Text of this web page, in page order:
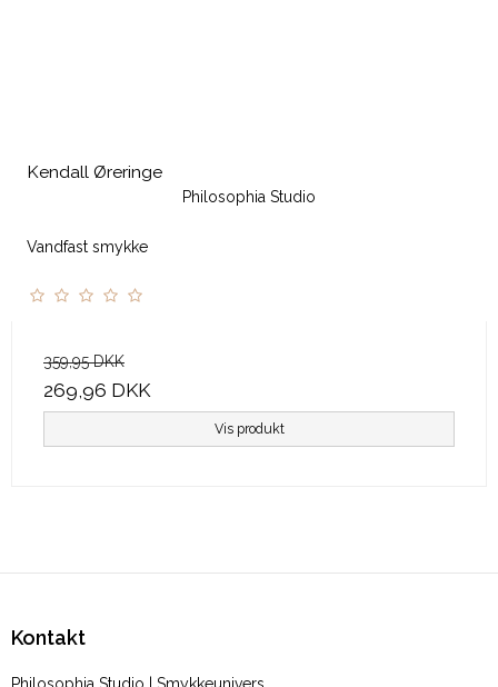
Kendall Øreringe
Philosophia Studio
Vandfast smykke
359,95 DKK
269,96 DKK
Vis produkt
Kontakt